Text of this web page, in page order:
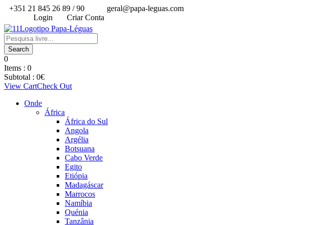
+351 21 845 26 89 / 90
geral@papa-leguas.com
Login
Criar Conta
0
Items : 0
Subtotal : 0€
View CartCheck Out
Onde
África
África do Sul
Angola
Argélia
Botsuana
Cabo Verde
Egito
Etiópia
Madagáscar
Marrocos
Namíbia
Quénia
Tanzânia